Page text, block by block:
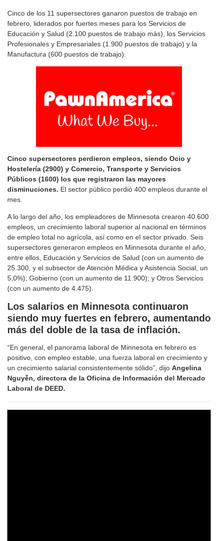
Cinco de los 11 supersectores ganaron puestos de trabajo en
febrero, liderados por fuertes meses para los Servicios de
Educación y Salud (2.100 puestos de trabajo más), los Servicios
Profesionales y Empresariales (1.900 puestos de trabajo) y la
Manufactura (600 puestos de trabajo).
Cinco supersectores perdieron empleos, siendo Ocio y
Hostelería (2900) y Comercio, Transporte y Servicios
Públicos (1600) los que registraron las mayores
disminuciones. El sector público perdió 400 empleos durante el
mes.
A lo largo del año, los empleadores de Minnesota crearon 40.600
empleos, un crecimiento laboral superior al nacional en términos
de empleo total no agrícola, así como en el sector privado. Seis
supersectores generaron empleos en Minnesota durante el año,
entre ellos, Educación y Servicios de Salud (con un aumento de
25.300, y el subsector de Atención Médica y Asistencia Social, un
5,0%); Gobierno (con un aumento de 11.900); y Otros Servicios
(con un aumento de 4.475).
Los salarios en Minnesota continuaron
siendo muy fuertes en febrero, aumentando
más del doble de la tasa de inflación.
“En general, el panorama laboral de Minnesota en febrero es
positivo, con empleo estable, una fuerza laboral en crecimiento y
un crecimiento salarial consistentemente sólido”, dijo Angelina
Nguyễn, directora de la Oficina de Información del Mercado
Laboral de DEED.